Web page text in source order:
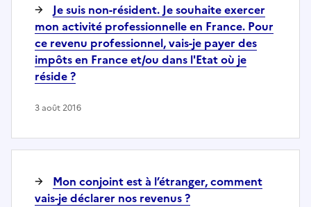
Je suis non-résident. Je souhaite exercer
mon activité professionnelle en France. Pour
ce revenu professionnel, vais-je payer des
impôts en France et/ou dans l'Etat où je
réside ?
3 août 2016
Mon conjoint est à l’étranger, comment
vais-je déclarer nos revenus ?